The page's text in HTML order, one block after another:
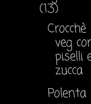
(13)
Crocchè
veg
piselli
zucca
Polenta